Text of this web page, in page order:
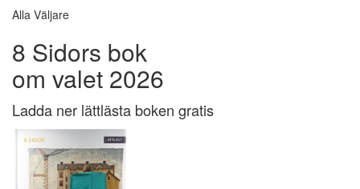
Alla Väljare
8 Sidors bok
om valet 2026
Ladda ner lättlästa boken gratis